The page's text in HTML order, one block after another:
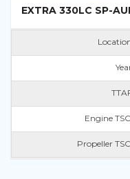
EXTRA 330LC SP-
Engine
Propeller